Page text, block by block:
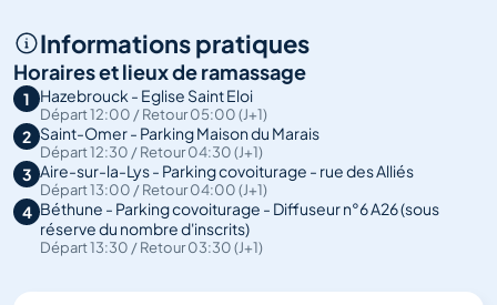
Informations pratiques
Horaires et lieux de ramassage
1 Hazebrouck - Eglise Saint Eloi
Départ 12:00 / Retour 05:00 (J+1)
2 Saint-Omer - Parking Maison du Marais
Départ 12:30 / Retour 04:30 (J+1)
3 Aire-sur-la-Lys - Parking covoiturage - rue des Alliés
Départ 13:00 / Retour 04:00 (J+1)
4 Béthune - Parking covoiturage - Diffuseur n°6 A26 (sous
réserve du nombre d'inscrits)
Départ 13:30 / Retour 03:30 (J+1)